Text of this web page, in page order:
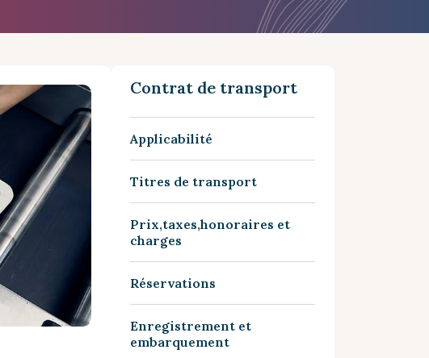
Contrat de transport
Applicabilité
Titres de transport
Prix,taxes,honoraires et
charges
Réservations
Enregistrement et
embarquement